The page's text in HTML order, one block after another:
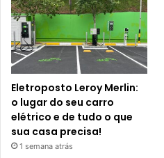
Eletroposto Leroy Merlin:
o lugar do seu carro
elétrico e de tudo o que
sua casa precisa!
1 semana atrás